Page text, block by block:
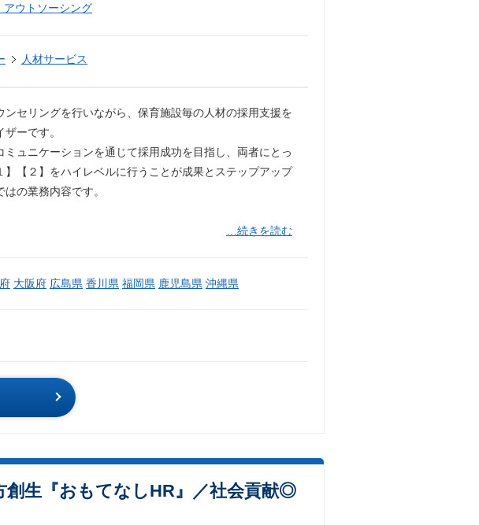
アウトソーシング
人材サービス
セリングを行いながら、保育施設毎の人材の採用支援を
ーです。
ュニケーションを通じて採用成功を目指し、両者にとっ
【２】をハイレベルに行うことが成果とステップアップ
の業務内容です。
…続きを読む
大阪府 広島県 香川県 福岡県 鹿児島県 沖縄県
創生『おもてなしHR』／社会貢献◎